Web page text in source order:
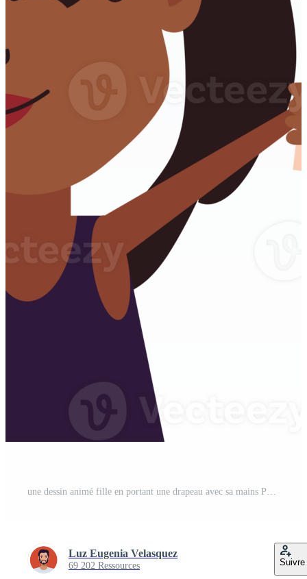
une dessin animé fille en portant une drapeau avec sa mains PNG Pro
Luz Eugenia Velasquez
69 202 Ressources Suivre